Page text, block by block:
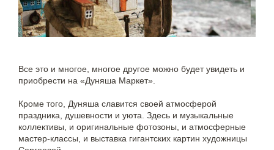
Все это и многое, многое другое можно будет увидеть и
приобрести на «Дуняша Маркет».
Кроме того, Дуняша славится своей атмосферой
праздника, душевности и уюта. Здесь и музыкальные
коллективы, и оригинальные фотозоны, и атмосферные
мастер-классы, и выставка гигантских картин художницы